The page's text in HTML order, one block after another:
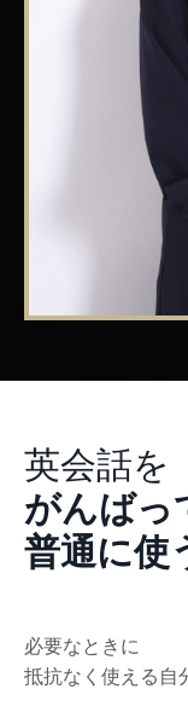
英会話を
がんばっ
普通に使
必要なときに
抵抗なく使える自